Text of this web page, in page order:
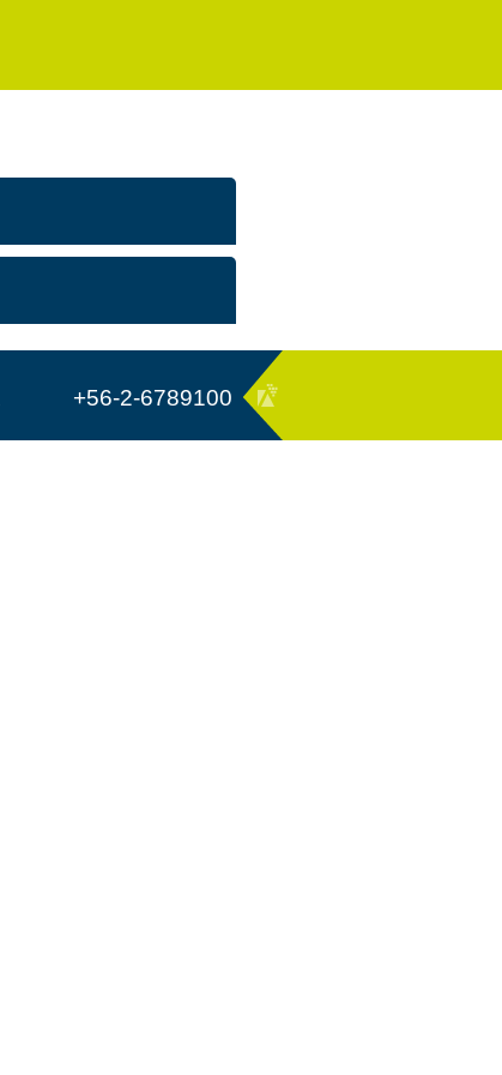
+56-2-6789100